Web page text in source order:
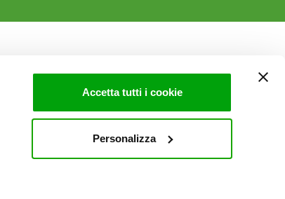
Accetta tutti i cookie
Personalizza